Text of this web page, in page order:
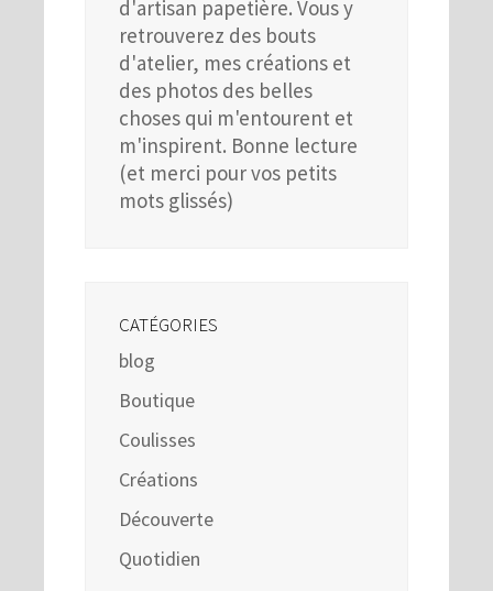
d'artisan papetière. Vous y
retrouverez des bouts
d'atelier, mes créations et
des photos des belles
choses qui m'entourent et
m'inspirent. Bonne lecture
(et merci pour vos petits
mots glissés)
CATÉGORIES
blog
Boutique
Coulisses
Créations
Découverte
Quotidien